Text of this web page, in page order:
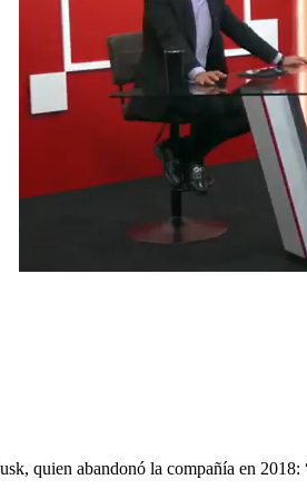
quien abandonó la compañía en